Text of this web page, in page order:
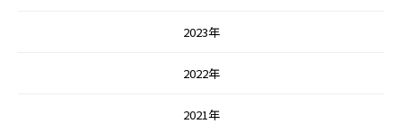
2023年
2022年
2021年